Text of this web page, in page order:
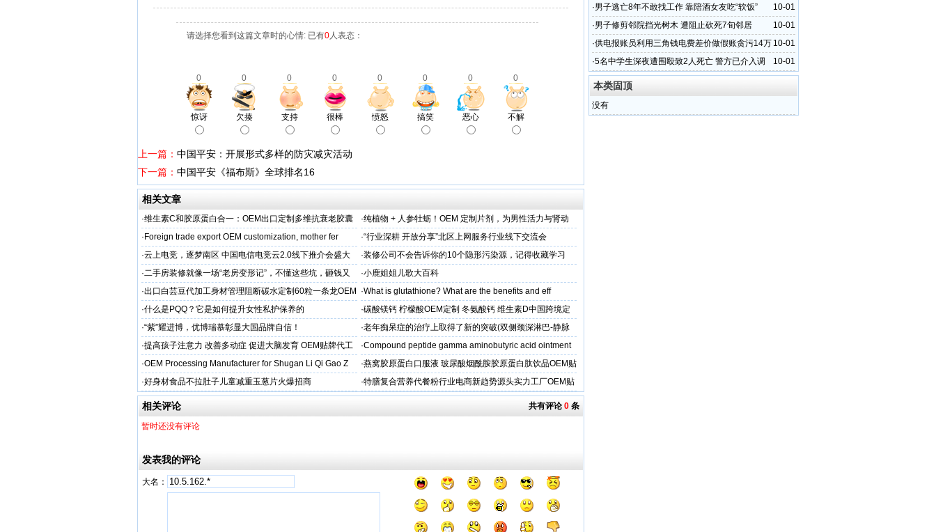
请选择您看到这篇文章时的心情: 已有0人表态：
0 0 0 0 0 0 0 0
惊讶 欠揍 支持 很棒 愤怒 搞笑 恶心 不解
上一篇： 中国平安：开展形式多样的防灾减灾活动
下一篇： 中国平安《福布斯》全球排名16
相关文章
·维生素C和胶原蛋白合一：OEM出口定制多维抗衰老胶囊 ·纯植物 + 人参牡蛎！OEM 定制片剂，为男性活力与肾动
力保驾护航
· Foreign trade export OEM customization, mother fer ·“行业深耕 开放分享”北区上网服务行业线下交流会
·云上电竞，逐梦南区 中国电信电竞云2.0线下推介会盛大
启幕
·装修公司不会告诉你的10个隐形污染源，记得收藏学习
·二手房装修就像一场“老房变形记”，不懂这些坑，砸钱又
糟心！看完这篇再开工
·小鹿姐姐儿歌大百科
·出口白芸豆代加工身材管理阻断碳水定制60粒一条龙OEM
贴牌
·What is glutathione? What are the benefits and eff
·什么是PQQ？它是如何提升女性私护保养的 ·碳酸镁钙 柠檬酸OEM定制 冬氨酸钙 维生素D中国跨境定
制
·“紫”耀进博，优博瑞慕彰显大国品牌自信！ ·老年痴呆症的治疗上取得了新的突破(双侧颈深淋巴-静脉
吻合术)
·提高孩子注意力 改善多动症 促进大脑发育 OEM贴牌代工 ·Compound peptide gamma aminobutyric acid ointment
·OEM Processing Manufacturer for Shugan Li Qi Gao Z ·燕窝胶原蛋白口服液 玻尿酸烟酰胺胶原蛋白肽饮品OEM贴
牌
·好身材食品不拉肚子儿童减重玉葱片火爆招商 ·特膳复合营养代餐粉行业电商新趋势源头实力工厂OEM贴
牌代工
共有评论0 条
相关评论
暂时还没有评论
发表我的评论
大名：
10-01
·男子逃亡8年不敢找工作 靠陪酒女友吃“软饭”
10-01
·男子修剪邻院挡光树木 遭阻止砍死7旬邻居
10-01
·供电报账员利用三角钱电费差价做假账贪污14万
10-01
·5名中学生深夜遭围殴致2人死亡 警方已介入调
查
本类固顶
没有